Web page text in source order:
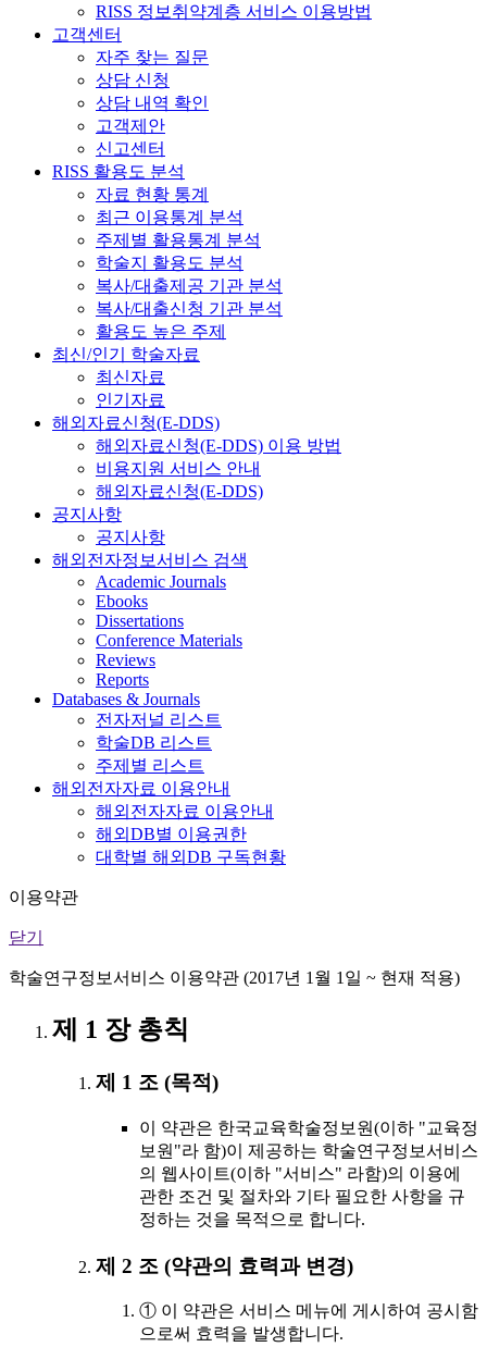
RISS 정보취약계층 서비스 이용방법
고객센터
자주 찾는 질문
상담 신청
상담 내역 확인
고객제안
신고센터
RISS 활용도 분석
자료 현황 통계
최근 이용통계 분석
주제별 활용통계 분석
학술지 활용도 분석
복사/대출제공 기관 분석
복사/대출신청 기관 분석
활용도 높은 주제
최신/인기 학술자료
최신자료
인기자료
해외자료신청(E-DDS)
해외자료신청(E-DDS) 이용 방법
비용지원 서비스 안내
해외자료신청(E-DDS)
공지사항
공지사항
해외전자정보서비스 검색
Academic Journals
Ebooks
Dissertations
Conference Materials
Reviews
Reports
Databases & Journals
전자저널 리스트
학술DB 리스트
주제별 리스트
해외전자자료 이용안내
해외전자자료 이용안내
해외DB별 이용권한
대학별 해외DB 구독현황
이용약관
닫기
학술연구정보서비스 이용약관 (2017년 1월 1일 ~ 현재 적용)
제 1 장 총칙
제 1 조 (목적)
이 약관은 한국교육학술정보원(이하 "교육정
보원"라 함)이 제공하는 학술연구정보서비스
의 웹사이트(이하 "서비스" 라함)의 이용에
관한 조건 및 절차와 기타 필요한 사항을 규
정하는 것을 목적으로 합니다.
제 2 조 (약관의 효력과 변경)
① 이 약관은 서비스 메뉴에 게시하여 공시함
으로써 효력을 발생합니다.